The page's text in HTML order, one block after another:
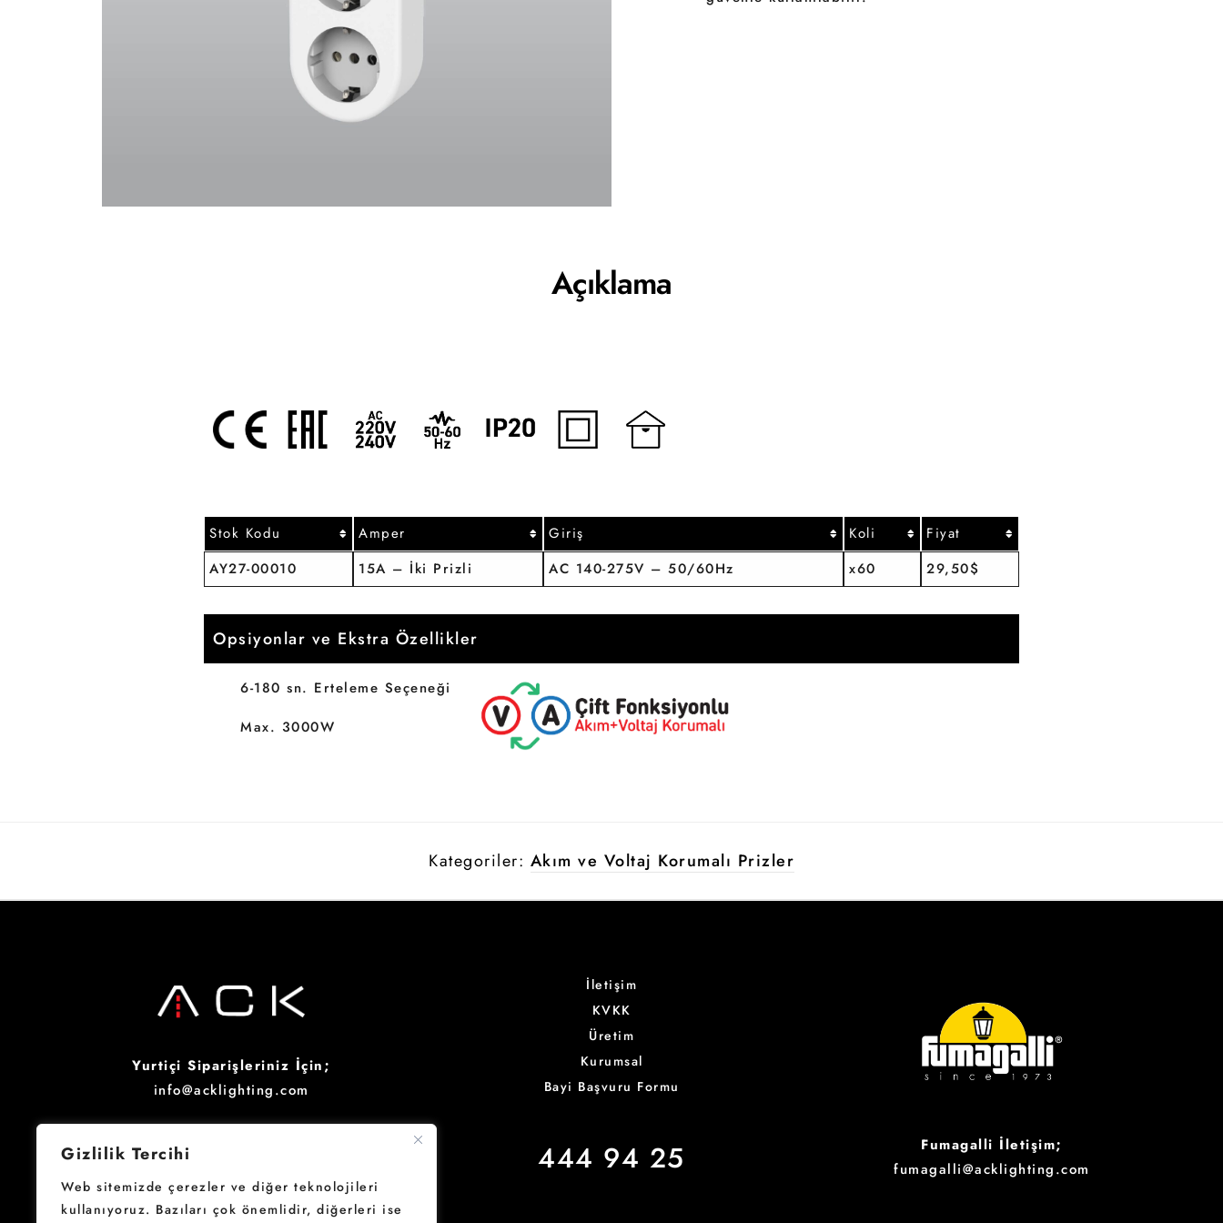
Gizlilik Tercihi
Web sitemizde çerezler ve diğer teknolojileri
kullanıyoruz. Bazıları çok önemlidir, diğerleri ise
Açıklama
Stok Kodu Amper Giriş Koli
Fiyat
AY27-00010
15A – İki Prizli AC 140-275V – 50/60Hz x60 29,50$
Opsiyonlar ve Ekstra Özellikler
6-180 sn. Erteleme Seçeneği
Max. 3000W
Kategoriler: Akım ve Voltaj Korumalı Prizler
Yurtiçi Siparişleriniz İçin;
info@acklighting.com
sales@acklighting.com
İletişim
KVKK
Üretim
Kurumsal
Bayi Başvuru Formu
444 94 25
Fumagalli İletişim;
fumagalli@acklighting.com